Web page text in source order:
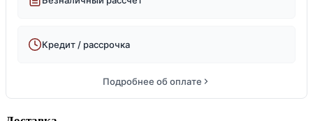
Кредит / рассрочка
Подробнее об оплате